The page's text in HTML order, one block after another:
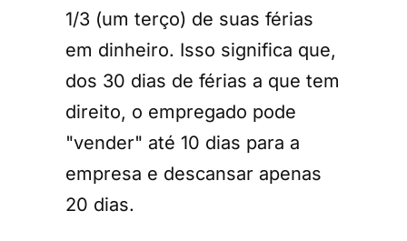
1/3 (um terço) de suas férias
em dinheiro. Isso significa que,
dos 30 dias de férias a que tem
direito, o empregado pode
"vender" até 10 dias para a
empresa e descansar apenas
20 dias.